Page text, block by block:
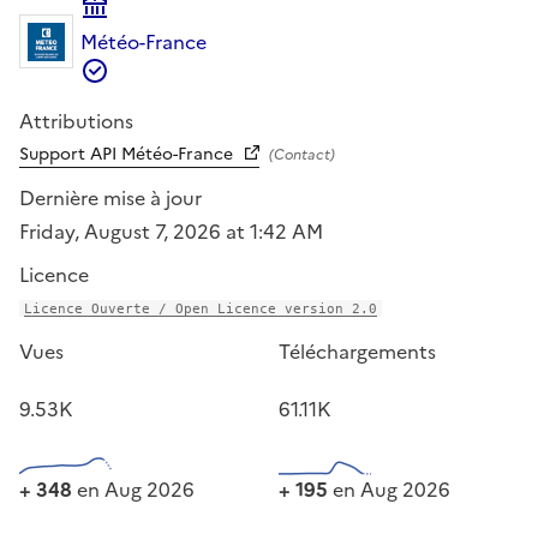
Météo-France
Attributions
Support API Météo-France (Contact)
Dernière mise à jour
Friday, August 7, 2026 at 1:42 AM
Licence
Licence Ouverte / Open Licence version 2.0
Vues
9.53K
+ 348 en Aug 2026
Téléchargements
61.11K
+ 195 en Aug 2026